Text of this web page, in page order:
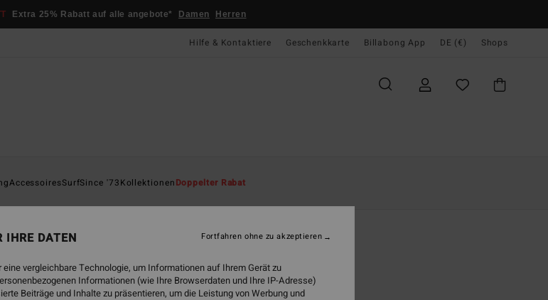
Extra 25% Rabatt auf alle angebote* Damen Herren
Hilfe & Kontaktiere Geschenkkarte Billabong App DE (€) Shops
AccessoiresSurfSince '73KollektionenDoppelter Rabat
Lit Light
65,95 €
DOPPELTER RABATT EXTRA 25%
IHRE DATEN
vergleichbare Technologie, um Informationen auf Ihrem Gerät zu
Informationen (wie Ihre Browserdaten und Ihre IP-Adresse)
Beiträge und Inhalte zu präsentieren, um die Leistung von Werbung und
Fortfahren ohne zu akzeptieren